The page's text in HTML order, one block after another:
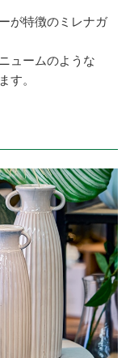
が特徴のミレナガ
ュームのような
す。